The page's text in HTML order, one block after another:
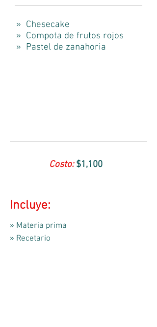
» Chesecake
» Compota de frutos rojos
» Pastel de zanahoria
Costo: $1,100
Incluye:
» Materia prima
» Recetario